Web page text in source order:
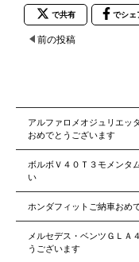
で共有 でシェ
前の投稿
アルファロメオジュリエッ
おめでとうございます
ボルボＶ４０Ｔ３モメンタ
い
ホンダフィットご納車おめ
メルセデス・ベンツＧＬＡ
うございます